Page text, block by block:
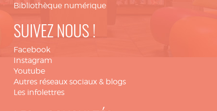
Bibliothèque numérique
SUIVEZ NOUS !
Facebook
Instagram
Youtube
Autres réseaux sociaux & blogs
Les infolettres